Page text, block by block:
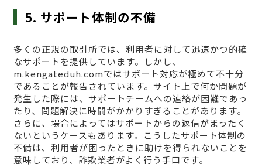
5. サポート体制の不備
多くの正規の取引所では、利用者に対して迅速かつ的確
なサポートを提供しています。しかし、
m.kengateduh.comではサポート対応が極めて不十分
であることが報告されています。サイト上で何か問題が
発生した際には、サポートチームへの連絡が困難であっ
たり、問題解決に時間がかかりすぎることがあります。
さらに、場合によってはサポートからの返信がまったく
ないというケースもあります。こうしたサポート体制の
不備は、利用者が困ったときに助けを得られないことを
意味しており、詐欺業者がよく行う手口です。